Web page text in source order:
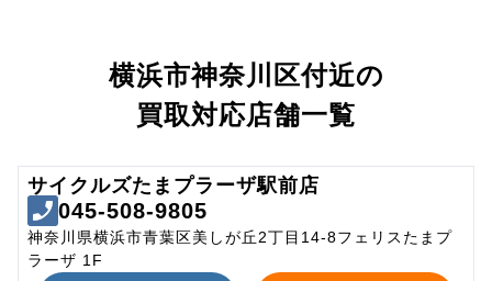
横浜市神奈川区付近の
買取対応店舗一覧
サイクルズたまプラーザ駅前店
045-508-9805
神奈川県横浜市青葉区美しが丘2丁目14-8フェリスたまプ
ラーザ 1F